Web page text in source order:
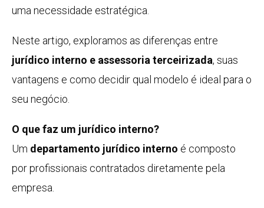
uma necessidade estratégica.
Neste artigo, exploramos as diferenças entre
jurídico interno e assessoria terceirizada, suas
vantagens e como decidir qual modelo é ideal para o
seu negócio.
O que faz um jurídico interno?
Um departamento jurídico interno é composto
por profissionais contratados diretamente pela
empresa.